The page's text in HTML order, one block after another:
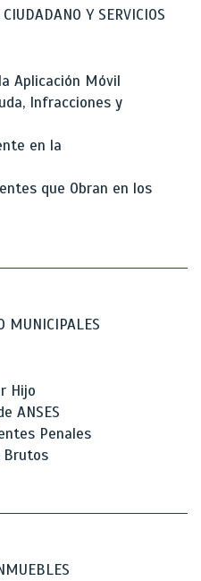
Y SERVICIOS
Aplicación Móvil
Infracciones y
en la
que Obran en los
MUNICIPALES
Hijo
ANSES
Penales
Brutos